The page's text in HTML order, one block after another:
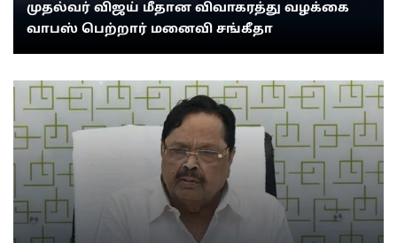
முதல்வர் விஜய் மீதான விவாகரத்து வழக்கை
வாபஸ் பெற்றார் மனைவி சங்கீதா